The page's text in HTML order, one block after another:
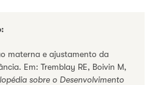
materna e ajustamento da
Em: Tremblay RE, Boivin M,
sobre o Desenvolvimento